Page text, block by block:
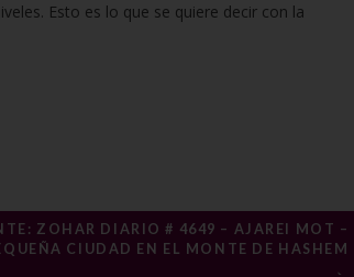
Esto es lo que se quiere decir con la
ZOHAR DIARIO # 4649 – AJAREI MOT –
CIUDAD EN EL MONTE DE HASHEM
→